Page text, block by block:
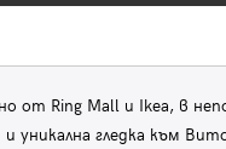
от Ring Mall и Ikea, в
уникална гледка към